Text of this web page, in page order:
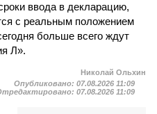
ввода в декларацию,
с реальным положением
больше всего ждут
Л».
Николай Ольхин
Опубликовано: 07.08.2026 11:09
07.08.2026 11:09